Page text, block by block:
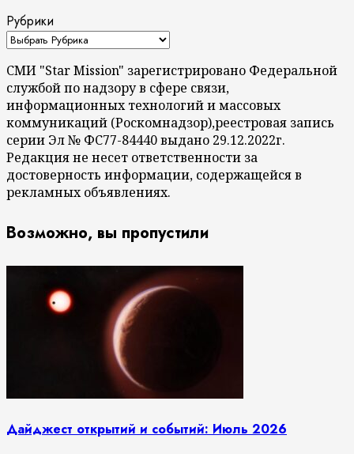
Рубрики
СМИ "Star Mission" зарегистрировано Федеральной
службой по надзору в сфере связи,
информационных технологий и массовых
коммуникаций (Роскомнадзор),реестровая запись
серии Эл № ФС77-84440 выдано 29.12.2022г.
Редакция не несет ответственности за
достоверность информации, содержащейся в
рекламных объявлениях.
Возможно, вы пропустили
Дайджест открытий и событий: Июль 2026